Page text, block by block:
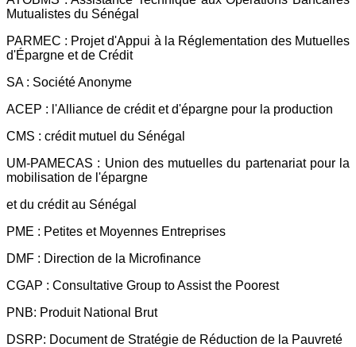
Mutualistes du Sénégal
PARMEC : Projet d'Appui à la Réglementation des Mutuelles
d'Épargne et de Crédit
SA : Société Anonyme
ACEP : l'Alliance de crédit et d'épargne pour la production
CMS : crédit mutuel du Sénégal
UM-PAMECAS : Union des mutuelles du partenariat pour la
mobilisation de l'épargne
et du crédit au Sénégal
PME : Petites et Moyennes Entreprises
DMF : Direction de la Microfinance
CGAP : Consultative Group to Assist the Poorest
PNB: Produit National Brut
DSRP: Document de Stratégie de Réduction de la Pauvreté